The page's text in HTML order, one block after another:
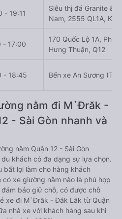
- 19:11
Siêu thị đá Granite &
Nam, 2555 QL1A, Khu
- 17:00
170 Quốc Lộ 1A,
Hưng Thuận, Q12
- 18:45 Bến xe An Sương (Tp
nằm đi M`Đrăk -
- Sài Gòn nhanh và
nằm Quận 12 - Sài Gòn
khách có đa dạng sự lựa chọn.
lợi làm cho hàng khách
xe giường nằm nào là phù hợp
bảo giữ chỗ, có được chỗ
xe đi M`Đrăk - Đắk Lắk từ Quận
nhà xe với khách hàng sau khi